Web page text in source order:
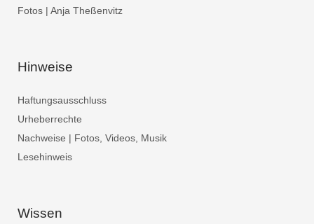
Fotos | Anja Theßenvitz
Hinweise
Haftungsausschluss
Urheberrechte
Nachweise | Fotos, Videos, Musik
Lesehinweis
Wissen